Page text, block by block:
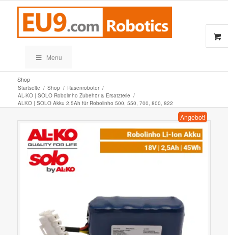
Menu
Shop
Startseite / Shop / Rasenroboter /
AL-KO | SOLO Robolinho Zubehör & Ersatzteile /
ALKO | SOLO Akku 2,5Ah für Robolinho 500, 550, 700, 800, 822
Angebot!